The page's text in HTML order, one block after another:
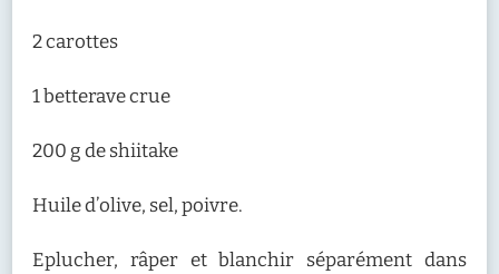
2 carottes
1 betterave crue
200 g de shiitake
Huile d’olive, sel, poivre.
Eplucher, râper et blanchir séparément dans